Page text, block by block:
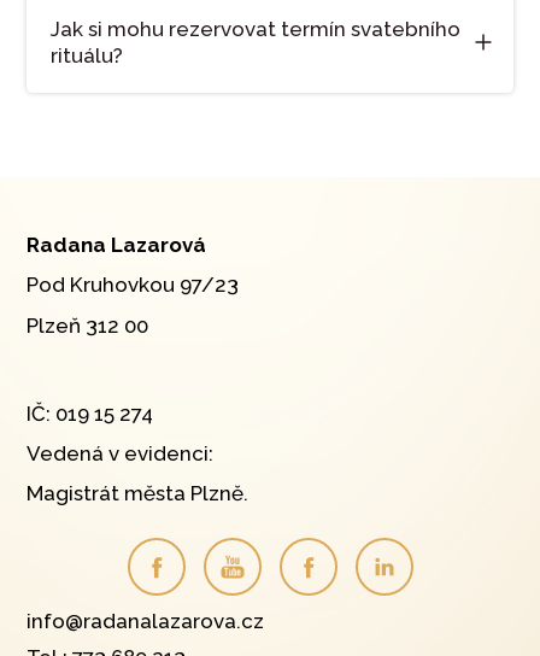
Jak si mohu rezervovat termín svatebního
rituálu?
Radana Lazarová
Pod Kruhovkou 97/23
Plzeň 312 00
IČ: 019 15 274
Vedená v evidenci:
Magistrát města Plzně.
info@radanalazarova.cz